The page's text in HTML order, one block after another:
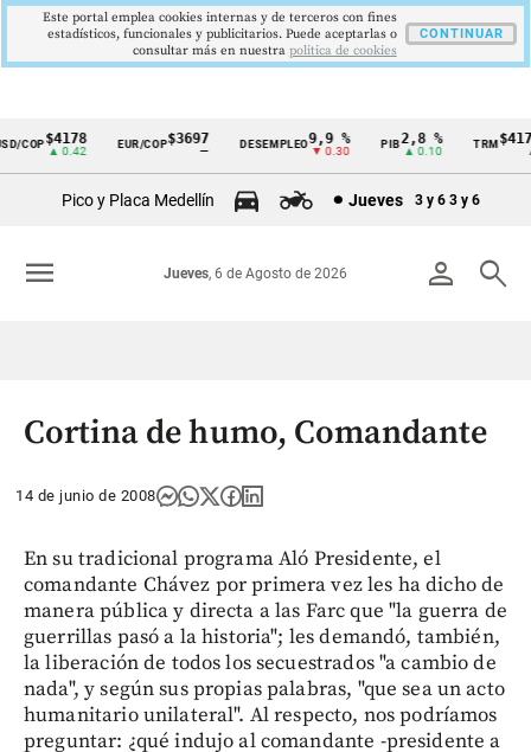
Cintillo
Colombia
COP$4178
▲ 0.42
EUR/COP$3697 DESEMPLEO 9,9 %
▼ 0.30
PIB2,8 %
▲ 0.10
TRM
▲
Pico y Placa Medellín Jueves 3 y 6 3 y 6
person search
Jueves, 6 de Agosto de 2026
menu
Cortina de humo, Comandante
14 de junio de 2008
En su tradicional programa Aló Presidente, el
comandante Chávez por primera vez les ha dicho de
manera pública y directa a las Farc que "la guerra de
guerrillas pasó a la historia"; les demandó, también,
la liberación de todos los secuestrados "a cambio de
nada", y según sus propias palabras, "que sea un acto
humanitario unilateral". Al respecto, nos podríamos
preguntar: ¿qué indujo al comandante -presidente a
Este portal emplea cookies internas y de terceros con fines
estadísticos, funcionales y publicitarios. Puede aceptarlas o
consultar más en nuestra politica de cookies
CONTINUAR